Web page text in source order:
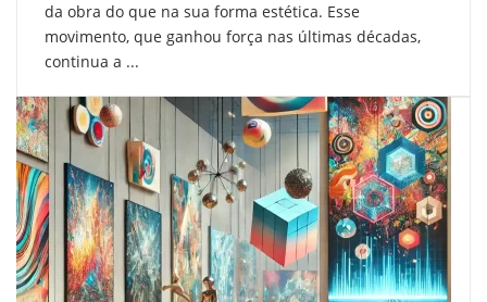
da obra do que na sua forma estética. Esse
movimento, que ganhou força nas últimas décadas,
continua a ...